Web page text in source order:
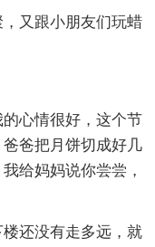
又跟小朋友们玩蜡
心情很好，这个节
爸把月饼切成好几
给妈妈说你尝尝，
还没有走多远，就